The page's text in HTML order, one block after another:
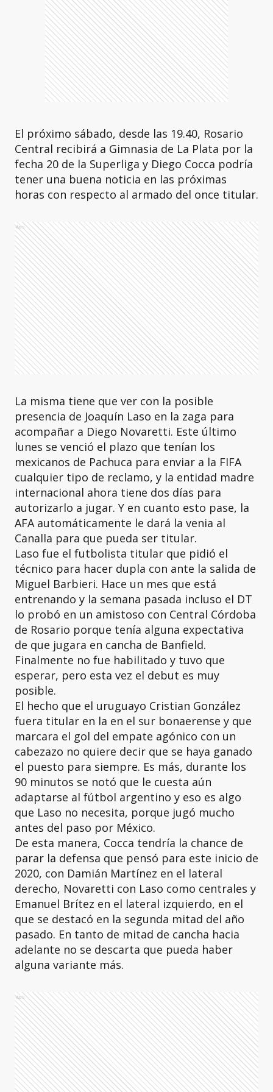
El próximo sábado, desde las 19.40, Rosario
Central recibirá a Gimnasia de La Plata por la
fecha 20 de la Superliga y Diego Cocca podría
tener una buena noticia en las próximas
horas con respecto al armado del once titular.
Ads
La misma tiene que ver con la posible
presencia de Joaquín Laso en la zaga para
acompañar a Diego Novaretti. Este último
lunes se venció el plazo que tenían los
mexicanos de Pachuca para enviar a la FIFA
cualquier tipo de reclamo, y la entidad madre
internacional ahora tiene dos días para
autorizarlo a jugar. Y en cuanto esto pase, la
AFA automáticamente le dará la venia al
Canalla para que pueda ser titular.
Laso fue el futbolista titular que pidió el
técnico para hacer dupla con ante la salida de
Miguel Barbieri. Hace un mes que está
entrenando y la semana pasada incluso el DT
lo probó en un amistoso con Central Córdoba
de Rosario porque tenía alguna expectativa
de que jugara en cancha de Banfield.
Finalmente no fue habilitado y tuvo que
esperar, pero esta vez el debut es muy
posible.
El hecho que el uruguayo Cristian González
fuera titular en la en el sur bonaerense y que
marcara el gol del empate agónico con un
cabezazo no quiere decir que se haya ganado
el puesto para siempre. Es más, durante los
90 minutos se notó que le cuesta aún
adaptarse al fútbol argentino y eso es algo
que Laso no necesita, porque jugó mucho
antes del paso por México.
De esta manera, Cocca tendría la chance de
parar la defensa que pensó para este inicio de
2020, con Damián Martínez en el lateral
derecho, Novaretti con Laso como centrales y
Emanuel Brítez en el lateral izquierdo, en el
que se destacó en la segunda mitad del año
pasado. En tanto de mitad de cancha hacia
adelante no se descarta que pueda haber
alguna variante más.
Ads